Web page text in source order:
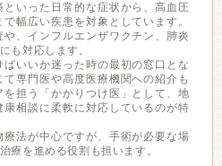
いった日常的な症状から、高血圧
幅広い疾患を対象としています。
、インフルエンザワクチン、肺炎
も対応します。
いいか迷った時の最初の窓口とな
専門医や高度医療機関への紹介も
担う「かかりつけ医」として、地
相談に柔軟に対応しているのが特
法が中心ですが、手術が必要な場
療を進める役割も担います。